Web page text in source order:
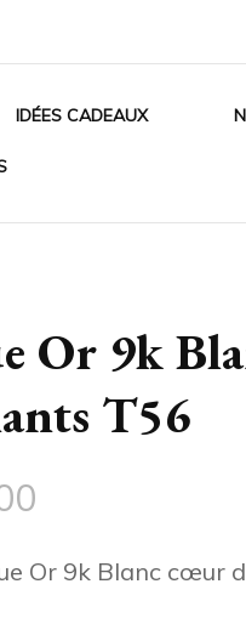
IDÉES CADEAUX
Or 9k
T56
Or 9k Blanc cœur